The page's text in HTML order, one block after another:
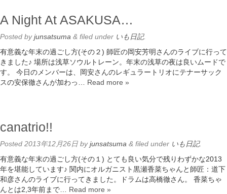
A Night At ASAKUSA…
Posted byjunsatsuma & filed under いも日記.
有意義な年末の過ごし方(その２) 師匠の岡安芳明さんのライブに行って
きました♪ 場所は浅草ソウルトレーン。年末の浅草の夜は良いムードで
す。 今日のメンバーは、岡安さんのレギュラートリオにテナーサック
スの安保徹さんが加わっ… Read more »
canatrio!!
Posted 2013年12月26日 byjunsatsuma & filed under いも日記.
有意義な年末の過ごし方(その１) とても良い気分で残りわずかな2013
年を堪能しています♪ 関内にオルガニスト黒瀬香菜ちゃんと師匠：道下
和彦さんのライブに行ってきました。ドラムは高橋徹さん。 香菜ちゃ
んとは2,3年前まで… Read more »